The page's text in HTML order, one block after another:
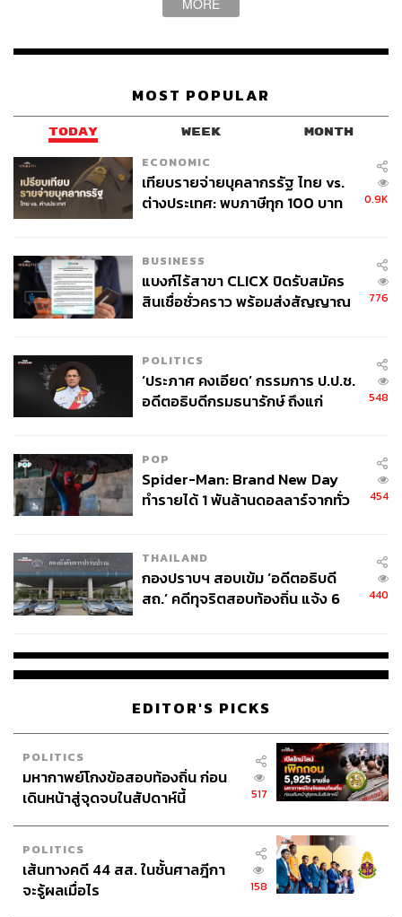
MOST POPULAR
TODAY WEEK MONTH
ECONOMIC
เทียบรายจ่ายบุคลากรรัฐ ไทย vs.
ต่างประเทศ: พบภาษีทุก 100 บาท
0.9K
BUSINESS
แบงก์ไร้สาขา CLICX ปิดรับสมัคร
สินเชื่อชั่วคราว พร้อมส่งสัญญาณ
776
POLITICS
‘ประภาศ คงเอียด’ กรรมการ ป.ป.ช.
อดีตอธิบดีกรมธนารักษ์ ถึงแก่
548
POP
Spider-Man: Brand New Day
ทำรายได้ 1 พันล้านดอลลาร์จากทั่ว
454
THAILAND
กองปราบฯ สอบเข้ม ‘อดีตอธิบดี
สถ.’ คดีทุจริตสอบท้องถิ่น แจ้ง 6
440
EDITOR'S PICKS
POLITICS
มหากาพย์โกงข้อสอบท้องถิ่น ก่อน
เดินหน้าสู่จุดจบในสัปดาห์นี้
517
POLITICS
เส้นทางคดี 44 สส. ในชั้นศาลฎีกา
จะรู้ผลเมื่อไร
158